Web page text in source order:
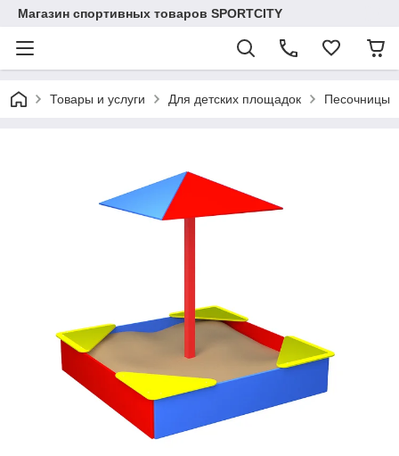
Магазин спортивных товаров SPORTCITY
Товары и услуги Для детских площадок Песочницы